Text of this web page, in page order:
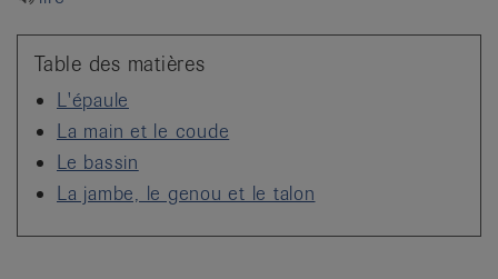
Table des matières
L'épaule
La main et le coude
Le bassin
La jambe, le genou et le talon